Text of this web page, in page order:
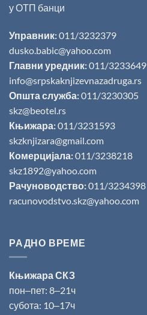
у ОТП банци
Управник:011/3232379
dusko.babic@yahoo.com
Главни уредник:011/3233649
info@srpskaknjizevnazadruga.rs
Општа служба:011/3230305
skz@beotel.rs
Књижара:011/3231593
skzknjizara@gmail.com
Комерцијала:011/3238218
skz1892@yahoo.com
Рачуноводство:011/3234398
racunovodstvo.skz@yahoo.com
РАДНО ВРЕМЕ
Књижара СКЗ
пон‒пет: 8‒21ч
субота: 10‒17ч